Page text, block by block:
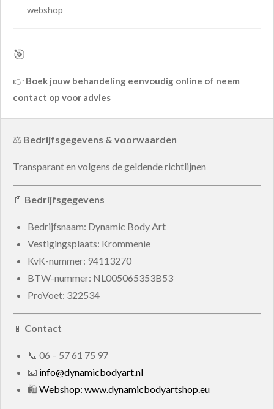
webshop
🎯
👉 Boek jouw behandeling eenvoudig online of neem
contact op voor advies
⚖️ Bedrijfsgegevens & voorwaarden
Transparant en volgens de geldende richtlijnen
📄 Bedrijfsgegevens
Bedrijfsnaam: Dynamic Body Art
Vestigingsplaats: Krommenie
KvK-nummer: 94113270
BTW-nummer: NL005065353B53
ProVoet: 322534
📱 Contact
📞 06 – 57 61 75 97
📧 info@dynamicbodyart.nl
🛍 Webshop: www.dynamicbodyartshop.eu